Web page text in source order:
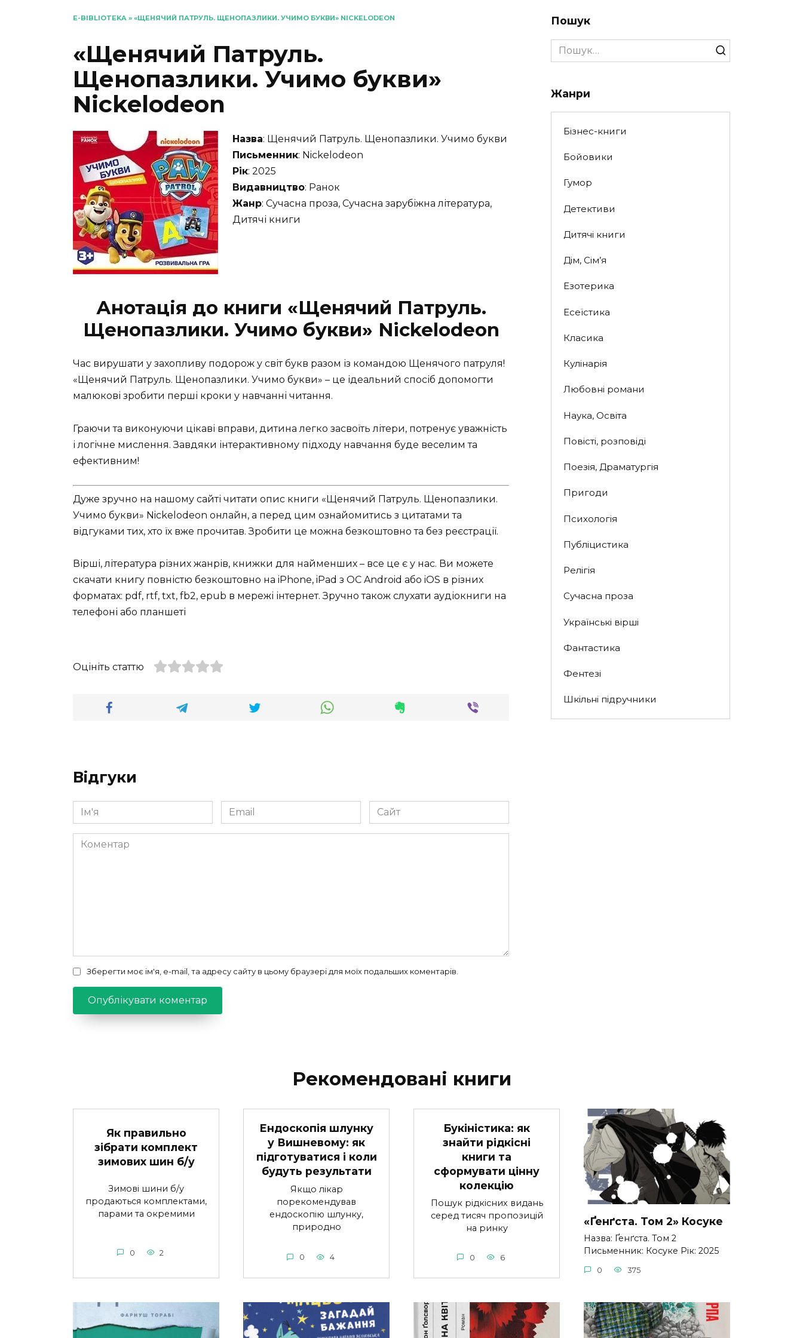
E-BIBLIOTEKA » «ЩЕНЯЧИЙ ПАТРУЛЬ. ЩЕНОПАЗЛИКИ. УЧИМО БУКВИ» NICKELODEON
«Щенячий Патруль.
Щенопазлики. Учимо букви»
Nickelodeon
Назва: Щенячий Патруль. Щенопазлики. Учимо букви
Письменник: Nickelodeon
Рік: 2025
Видавництво: Ранок
Жанр: Сучасна проза, Сучасна зарубіжна література,
Дитячі книги
Анотація до книги «Щенячий Патруль.
Щенопазлики. Учимо букви» Nickelodeon
Час вирушати у захопливу подорож у світ букв разом із командою Щенячого патруля!
«Щенячий Патруль. Щенопазлики. Учимо букви» – це ідеальний спосіб допомогти
малюкові зробити перші кроки у навчанні читання.
Граючи та виконуючи цікаві вправи, дитина легко засвоїть літери, потренує уважність
і логічне мислення. Завдяки інтерактивному підходу навчання буде веселим та
ефективним!
Дуже зручно на нашому сайті читати опис книги «Щенячий Патруль. Щенопазлики.
Учимо букви» Nickelodeon онлайн, а перед цим ознайомитись з цитатами та
відгуками тих, хто їх вже прочитав. Зробити це можна безкоштовно та без реєстрації.
Вірші, література різних жанрів, книжки для найменших – все це є у нас. Ви можете
скачати книгу повністю безкоштовно на iPhone, iPad з ОС Android або iOS в різних
форматах: pdf, rtf, txt, fb2, epub в мережі інтернет. Зручно також слухати аудіокниги на
телефоні або планшеті
Оцініть статтю
Відгуки
Ім'я
*
Email
*
Сайт
Коментар
Зберегти моє ім'я, e-mail, та адресу сайту в цьому браузері для моїх подальших коментарів.
Пошук
Search
for:
Жанри
Бізнес-книги
Бойовики
Гумор
Детективи
Дитячі книги
Дім, Сім’я
Езотерика
Есеїстика
Класика
Кулінарія
Любовні романи
Наука, Освіта
Повісті, розповіді
Поезія, Драматургія
Пригоди
Психологія
Публіцистика
Релігія
Сучасна проза
Українські вірші
Фантастика
Фентезі
Шкільні підручники
Рекомендовані книги
Як правильно
зібрати комплект
зимових шин б/у
Зимові шини б/у
продаються комплектами,
парами та окремими
0 2
Ендоскопія шлунку
у Вишневому: як
підготуватися і коли
будуть результати
Якщо лікар
порекомендував
ендоскопію шлунку,
природно
0 4
Букіністика: як
знайти рідкісні
книги та
сформувати цінну
колекцію
Пошук рідкісних видань
серед тисяч пропозицій
на ринку
0 6
«Ґенґста. Том 2» Косуке
Назва: Ґенґста. Том 2
Письменник: Косуке Рік: 2025
0 375